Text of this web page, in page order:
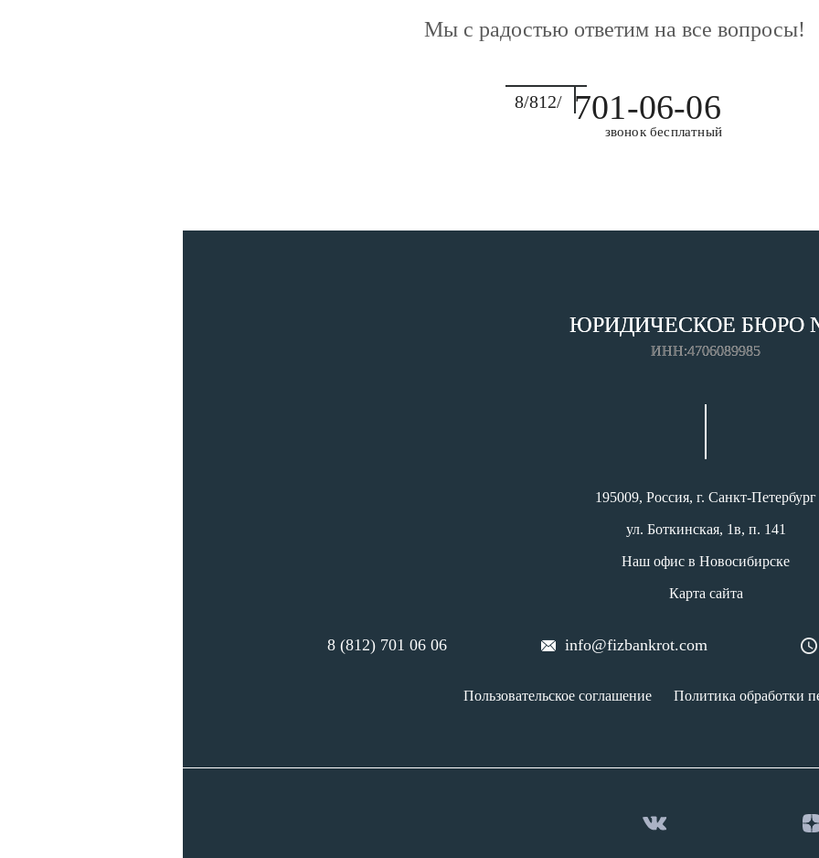
Мы с радостью ответим на все вопросы!
8/812/ 701-06-06
звонок бесплатный
ЮРИДИЧЕСКОЕ БЮРО
ИНН:4706089985
195009, Россия, г. Санкт-Петербург
ул. Боткинская, 1в, п. 141
Наш офис в Новосибирске
Карта сайта
8 (812) 701 06 06 info@fizbankrot.com
Пользовательское соглашение Политика обработки